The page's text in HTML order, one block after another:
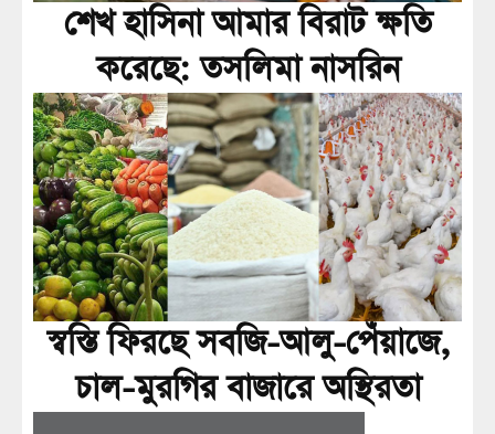
শেখ হাসিনা আমার বিরাট ক্ষতি
করেছে: তসলিমা নাসরিন
স্বস্তি ফিরছে সবজি-আলু-পেঁয়াজে,
চাল-মুরগির বাজারে অস্থিরতা